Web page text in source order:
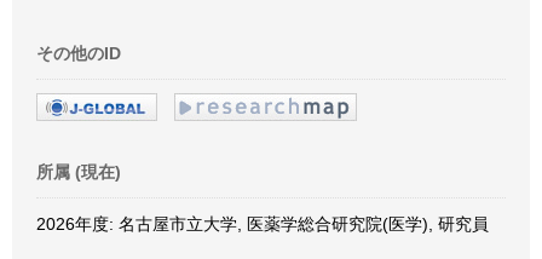
その他のID
所属 (現在)
2026年度: 名古屋市立大学, 医薬学総合研究院(医学), 研究員